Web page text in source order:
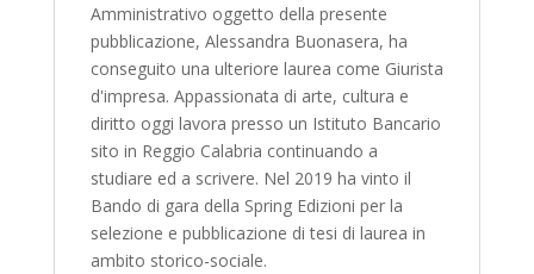
Amministrativo oggetto della presente
pubblicazione, Alessandra Buonasera, ha
conseguito una ulteriore laurea come Giurista
d'impresa. Appassionata di arte, cultura e
diritto oggi lavora presso un Istituto Bancario
sito in Reggio Calabria continuando a
studiare ed a scrivere. Nel 2019 ha vinto il
Bando di gara della Spring Edizioni per la
selezione e pubblicazione di tesi di laurea in
ambito storico-sociale.